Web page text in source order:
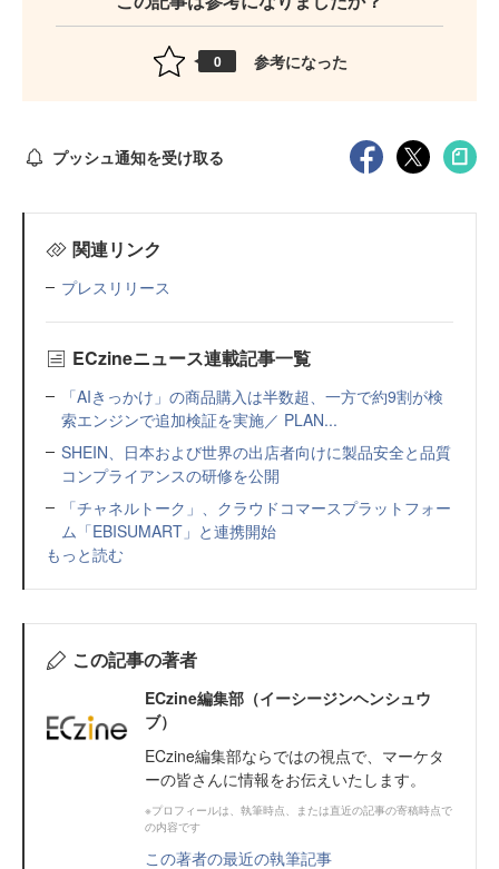
0 参考になった
プッシュ通知を受け取る
関連リンク
プレスリリース
ECzineニュース連載記事一覧
「AIきっかけ」の商品購入は半数超、一方で約9割が検
索エンジンで追加検証を実施／ PLAN...
SHEIN、日本および世界の出店者向けに製品安全と品質
コンプライアンスの研修を公開
「チャネルトーク」、クラウドコマースプラットフォー
ム「EBISUMART」と連携開始
もっと読む
この記事の著者
ECzine編集部（イーシージンヘンシュウ
ブ）
ECzine編集部ならではの視点で、マーケタ
ーの皆さんに情報をお伝えいたします。
※プロフィールは、執筆時点、または直近の記事の寄稿時点で
の内容です
この著者の最近の執筆記事